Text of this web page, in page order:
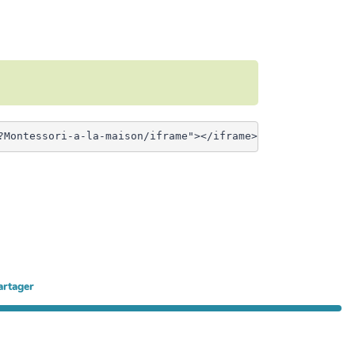
<iframe class="auto-resize" width="100%" scroll="no" frameborder="0" src="https://animagil.net/?Montessori-a-la-maison/iframe"></iframe>